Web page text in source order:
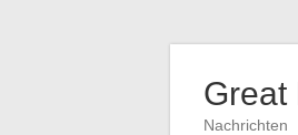
Great
Nachrichten